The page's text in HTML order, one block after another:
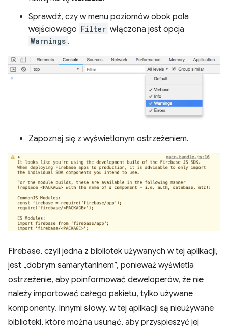
Sprawdź, czy w menu poziomów obok pola
wejściowego Filter włączona jest opcja
Warnings .
Zapoznaj się z wyświetlonym ostrzeżeniem.
Firebase, czyli jedna z bibliotek używanych w tej aplikacji,
jest „dobrym samarytaninem”, ponieważ wyświetla
ostrzeżenie, aby poinformować deweloperów, że nie
należy importować całego pakietu, tylko używane
komponenty. Innymi słowy, w tej aplikacji są nieużywane
biblioteki, które można usunąć, aby przyspieszyć jej